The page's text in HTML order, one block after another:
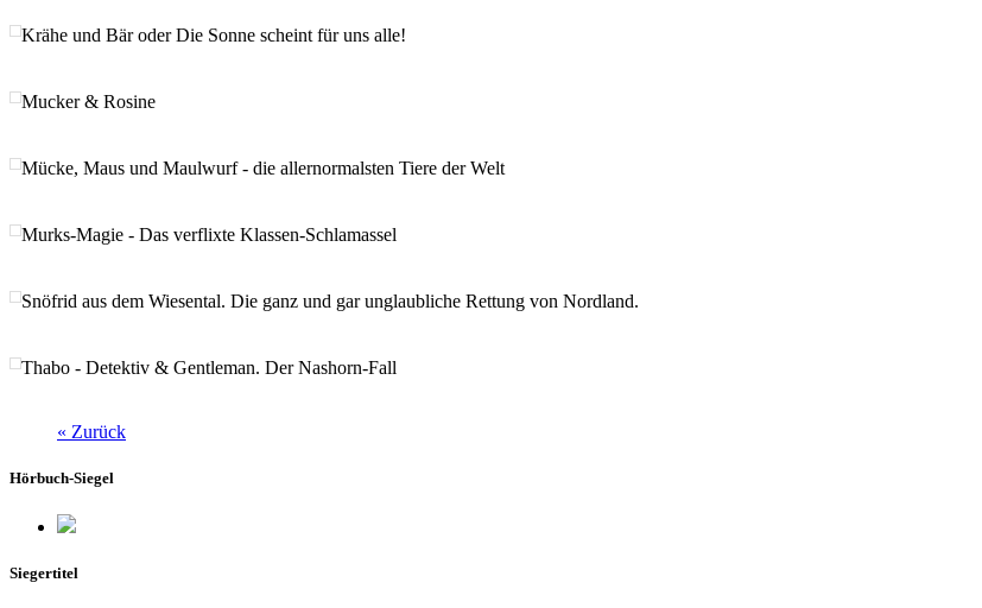
Krähe und Bär oder Die Sonne scheint für uns alle!
Mucker & Rosine
Mücke, Maus und Maulwurf - die allernormalsten Tiere der Welt
Murks-Magie - Das verflixte Klassen-Schlamassel
Snöfrid aus dem Wiesental. Die ganz und gar unglaubliche Rettung von Nordland.
Thabo - Detektiv & Gentleman. Der Nashorn-Fall
« Zurück
Hörbuch-Siegel
Siegertitel